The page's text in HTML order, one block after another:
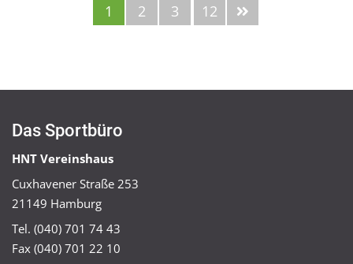
1 2 3 12
Das Sportbüro
HNT Vereinshaus
Cuxhavener Straße 253
21149 Hamburg
Tel. (040) 701 74 43
Fax (040) 701 22 10